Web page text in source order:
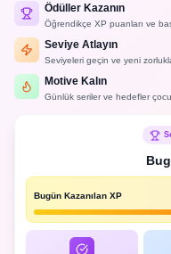
Ödüller Kazanın
Öğrendikçe XP puanları ve
Seviye Atlayın
Seviyeleri geçin ve yeni
Motive Kalın
Günlük seriler ve hedefler
Bugün Kazanılan XP